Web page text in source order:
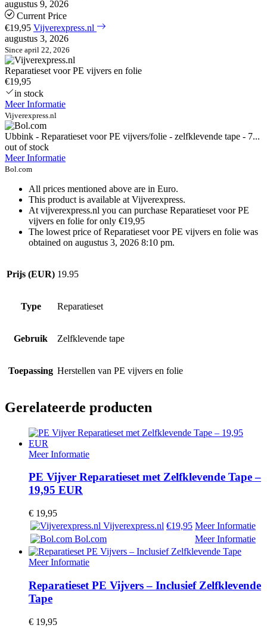
augustus 9, 2026
Current Price
€19,95 Vijverexpress.nl
augustus 3, 2026
Since april 22, 2026
Reparatieset voor PE vijvers en folie
€19,95
in stock
Meer Informatie
Vijverexpress.nl
Ubbink - Reparatieset voor PE vijvers/folie - zelfklevende tape - 7...
out of stock
Meer Informatie
Bol.com
All prices mentioned above are in Euro.
This product is available at Vijverexpress.
At vijverexpress.nl you can purchase Reparatieset voor PE
vijvers en folie for only €19,95
The lowest price of Reparatieset voor PE vijvers en folie was
obtained on augustus 3, 2026 8:10 pm.
Prijs (EUR) 19.95
Type Reparatieset
Gebruik Zelfklevende tape
Toepassing Herstellen van PE vijvers en folie
Gerelateerde producten
Meer Informatie
PE Vijver Reparatieset met Zelfklevende Tape –
19,95 EUR
€ 19,95
Vijverexpress.nl €19,95 Meer Informatie
Bol.com
Meer Informatie
Meer Informatie
Reparatieset PE Vijvers – Inclusief Zelfklevende
Tape
€ 19,95